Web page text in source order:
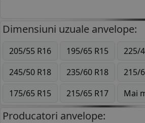
Dimensiuni uzuale anvelope:
205/55 R16 195/65 R15
225/
245/50 R18
235/60 R18
215/
175/65 R15
215/65 R17 Mai
Producatori anvelope: